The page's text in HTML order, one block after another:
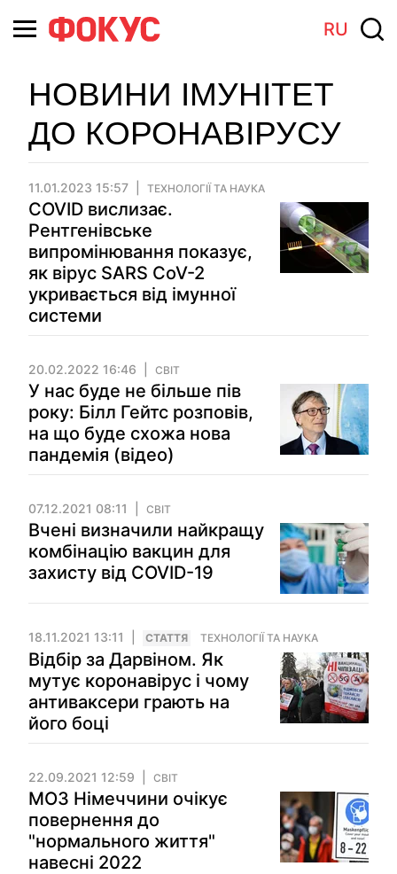
RU
НОВИНИ ІМУНІТЕТ
ДО КОРОНАВІРУСУ
11.01.2023 15:57 ТЕХНОЛОГІЇ ТА НАУКА
COVID вислизає.
Рентгенівське
випромінювання показує,
як вірус SARS CoV-2
укривається від імунної
системи
20.02.2022 16:46 СВІТ
У нас буде не більше пів
року: Білл Гейтс розповів,
на що буде схожа нова
пандемія (відео)
07.12.2021 08:11 СВІТ
Вчені визначили найкращу
комбінацію вакцин для
захисту від COVID-19
18.11.2021 13:11 СТАТТЯ ТЕХНОЛОГІЇ ТА НАУКА
Відбір за Дарвіном. Як
мутує коронавірус і чому
антиваксери грають на
його боці
22.09.2021 12:59 СВІТ
МОЗ Німеччини очікує
повернення до
"нормального життя"
навесні 2022